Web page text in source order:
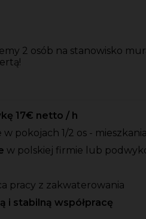
2 osób na stanowisko
17€ netto / h
pokojach 1/2 os -
w polskiej firmie lub
pracy z zakwaterowania
i stabilną współpracę